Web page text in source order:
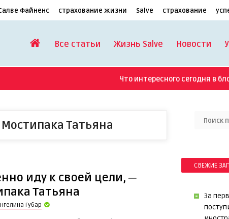
Файненс страхование жизни Salve страхование
Все статьи Жизнь Salve Новости
Что интересного сегодня в
Мостипака Татьяна
иду к своей цели, ─
Татьяна
Губар
СВЕЖИЕ
За